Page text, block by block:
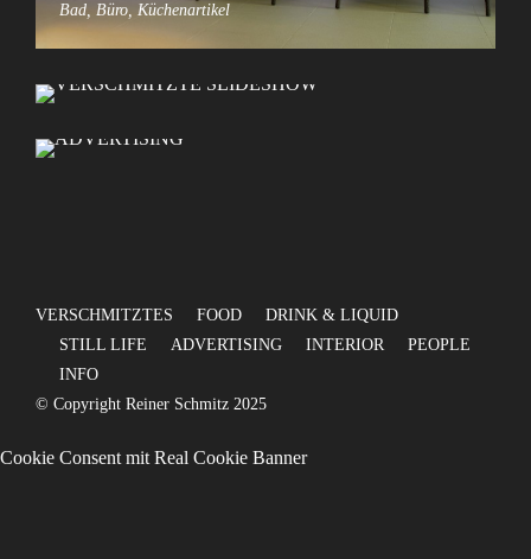
Bad, Büro, Küchenartikel
Advertising, Anzeigen, Produktfoto, PR, Content
VERSCHMITZTES FOOD
DRINK & LIQUID
STILL LIFE
ADVERTISING INTERIOR
PEOPLE
INFO
© Copyright Reiner Schmitz 2025
Cookie Consent mit Real Cookie Banner